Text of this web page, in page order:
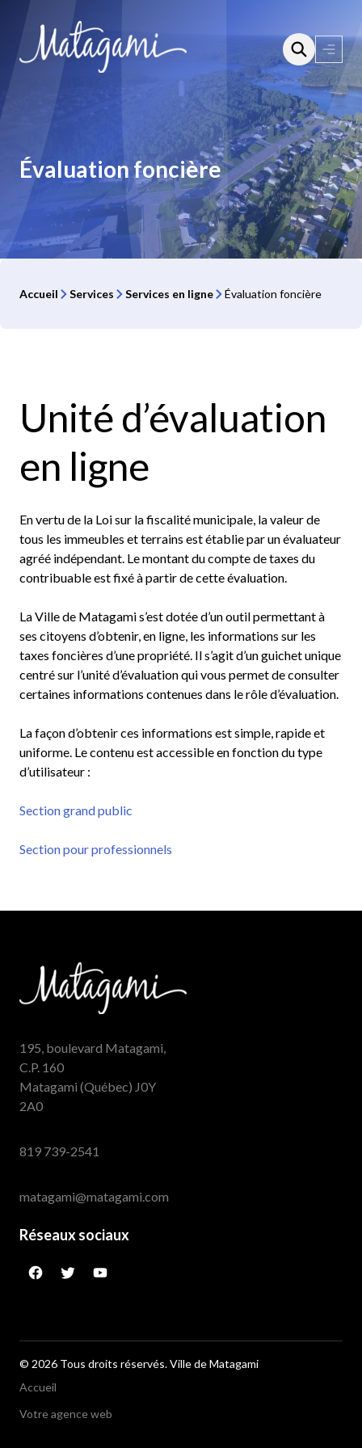
contenu
le
menu
Évaluation foncière
Accueil Services Services en ligne Évaluation foncière
Unité d’évaluation
en ligne
En vertu de la Loi sur la fiscalité municipale, la valeur de
tous les immeubles et terrains est établie par un évaluateur
agréé indépendant. Le montant du compte de taxes du
contribuable est fixé à partir de cette évaluation.
La Ville de Matagami s’est dotée d’un outil permettant à
ses citoyens d’obtenir, en ligne, les informations sur les
taxes foncières d’une propriété. Il s’agit d’un guichet unique
centré sur l’unité d’évaluation qui vous permet de consulter
certaines informations contenues dans le rôle d’évaluation.
La façon d’obtenir ces informations est simple, rapide et
uniforme. Le contenu est accessible en fonction du type
d’utilisateur :
Section grand public
Section pour professionnels
195, boulevard Matagami,
C.P. 160
Matagami (Québec) J0Y
2A0
819 739-2541
matagami@matagami.com
Réseaux sociaux
facebooktwittergoogleplus
© 2026 Tous droits réservés. Ville de Matagami
Accueil
Votre agence web